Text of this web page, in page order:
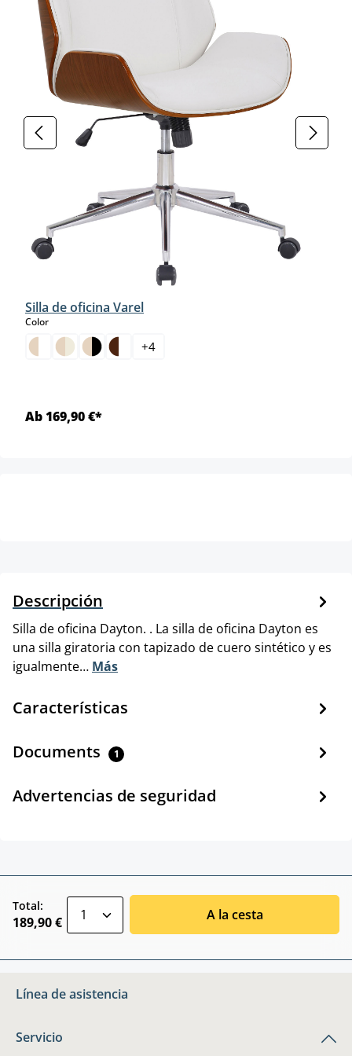
Silla de oficina Varel
Colorselect
+4
Ab 169,90 €*
Descripción
Silla de oficina Dayton. . La silla de oficina Dayton es
una silla giratoria con tapizado de cuero sintético y es
igualmente… Más
Características
Documents 1
Advertencias de seguridad
Total:
189,90 € A la cesta
Línea de asistencia
Servicio